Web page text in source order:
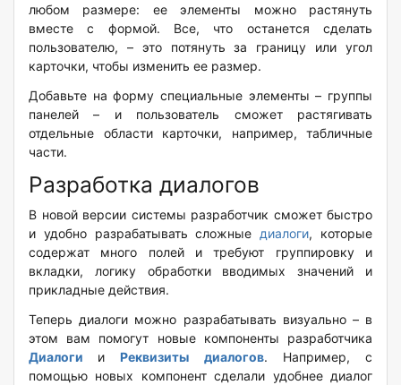
любом размере: ее элементы можно растянуть
вместе с формой. Все, что останется сделать
пользователю, – это потянуть за границу или угол
карточки, чтобы изменить ее размер.
Добавьте на форму специальные элементы – группы
панелей – и пользователь сможет растягивать
отдельные области карточки, например, табличные
части.
Разработка диалогов
В новой версии системы разработчик сможет быстро
и удобно разрабатывать сложные диалоги, которые
содержат много полей и требуют группировку и
вкладки, логику обработки вводимых значений и
прикладные действия.
Теперь диалоги можно разрабатывать визуально – в
этом вам помогут новые компоненты разработчика
Диалоги
иРеквизиты диалогов. Например, с
помощью новых компонент сделали удобнее диалог